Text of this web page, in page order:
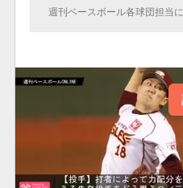
週刊ベースボール各球団担当